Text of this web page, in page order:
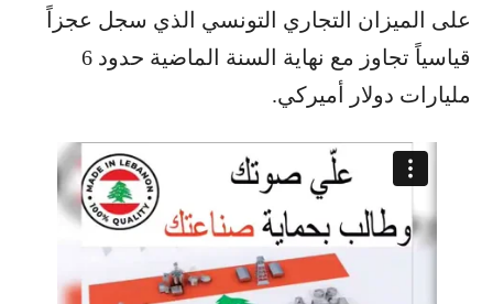
على الميزان التجاري التونسي الذي سجل عجزاً
قياسياً تجاوز مع نهاية السنة الماضية حدود 6
مليارات دولار أميركي.